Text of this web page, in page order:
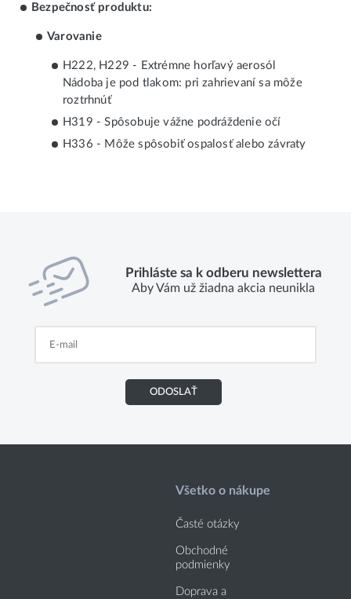
Bezpečnosť produktu:
Varovanie
H222, H229 - Extrémne horľavý aerosól
Nádoba je pod tlakom: pri zahrievaní sa môže
roztrhnúť
H319 - Spôsobuje vážne podráždenie očí
H336 - Môže spôsobiť ospalosť alebo závraty
Prihláste sa k odberu newslettera
Aby Vám už žiadna akcia neunikla
ODOSLAŤ
Všetko o nákupe
Časté otázky
Obchodné
podmienky
Doprava a